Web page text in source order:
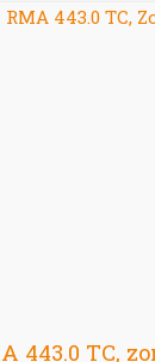
443.0 TC,